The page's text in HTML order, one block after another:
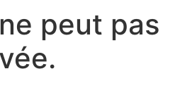
peut pas